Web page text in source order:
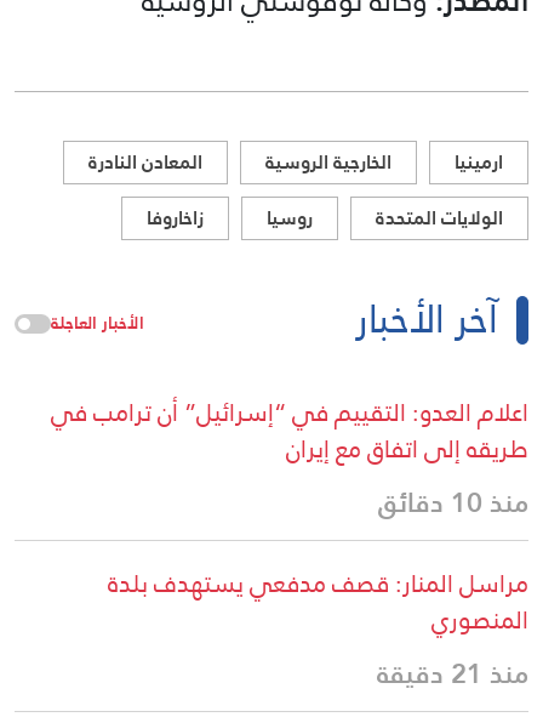
ارمينيا الخارجية الروسية
المعادن النادرة
الولايات المتحدة
روسيا زاخاروفا
آخر الأخبار الأخبار العاجلة
اعلام العدو: التقييم في “إسرائيل” أن ترامب في
طريقه إلى اتفاق مع إيران
منذ 10 دقائق
مراسل المنار: قصف مدفعي يستهدف بلدة
المنصوري
منذ 21 دقيقة